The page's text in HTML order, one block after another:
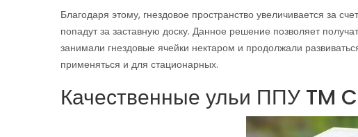
Благодаря этому, гнездовое пространство увеличивается за
попадут за заставную доску. Данное решение позволяет
занимали гнездовые ячейки нектаром и продолжали
применяться и для стационарных.
Качественные ульи ППУ TM